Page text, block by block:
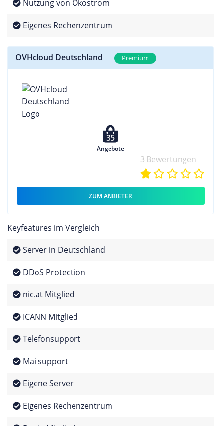
Nutzung von Ökostrom
Eigenes Rechenzentrum
OVHcloud Deutschland Premium
35
Angebote
3 Bewertungen
ZUM ANBIETER
Keyfeatures im Vergleich
Server in Deutschland
DDoS Protection
nic.at Mitglied
ICANN Mitglied
Telefonsupport
Mailsupport
Eigene Server
Eigenes Rechenzentrum